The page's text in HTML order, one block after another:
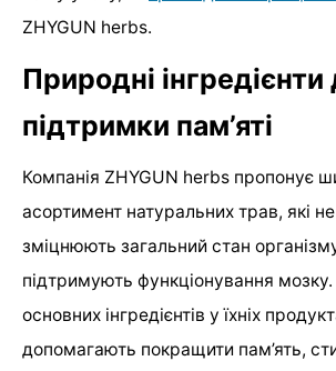
ZHYGUN herbs.
Природні інгредієнти
підтримки пам’яті
Компанія ZHYGUN herbs пропонує
асортимент натуральних трав, які не
зміцнюють загальний стан
підтримують функціонування
основних інгредієнтів у їхніх
допомагають покращити пам’ять,